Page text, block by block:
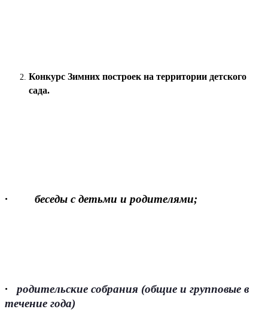
Конкурс Зимних построек на территории детского
сада.
· беседы с детьми и родителями;
· родительские собрания (общие и групповые в
течение года)